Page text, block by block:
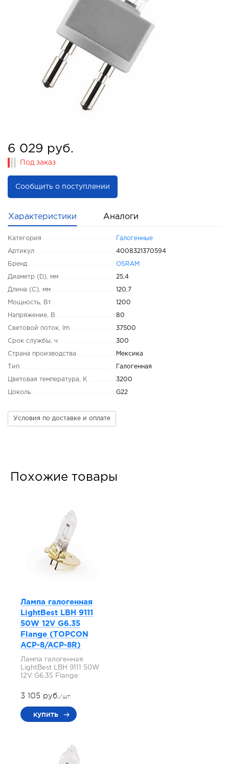
6 029 руб.
Под заказ
Сообщить о поступлении
Характеристики Аналоги
Категория Галогенные
Артикул 4008321370594
Бренд OSRAM
Диаметр (D), мм 25,4
Длина (C), мм 120,7
Мощность, Вт 1200
Напряжение, В 80
Световой поток, lm 37500
Срок службы, ч 300
Страна производства Мексика
Тип Галогенная
Цветовая температура, K 3200
Цоколь G22
Условия по доставке и оплате
Похожие товары
Лампа галогенная
LightBest LBH 9111
50W 12V G6.35
Flange (TOPCON
ACP-8/ACP-8R)
Лампа галогенная
LightBest LBH 9111 50W
12V G6.35 Flange
3 105 руб./шт.
купить